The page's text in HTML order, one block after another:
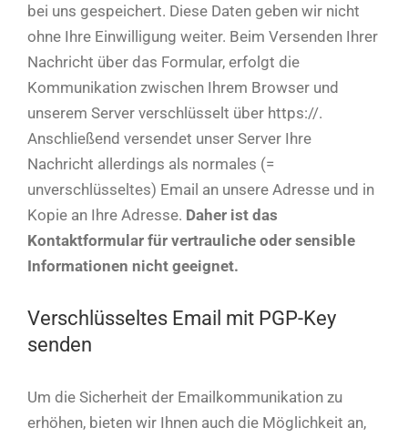
bei uns gespeichert. Diese Daten geben wir nicht
ohne Ihre Einwilligung weiter. Beim Versenden Ihrer
Nachricht über das Formular, erfolgt die
Kommunikation zwischen Ihrem Browser und
unserem Server verschlüsselt über https://.
Anschließend versendet unser Server Ihre
Nachricht allerdings als normales (=
unverschlüsseltes) Email an unsere Adresse und in
Kopie an Ihre Adresse. Daher ist das
Kontaktformular für vertrauliche oder sensible
Informationen nicht geeignet.
Verschlüsseltes Email mit PGP-Key
senden
Um die Sicherheit der Emailkommunikation zu
erhöhen, bieten wir Ihnen auch die Möglichkeit an,